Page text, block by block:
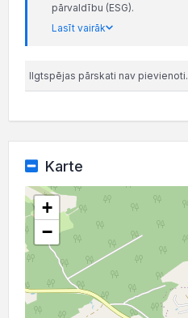
pārvaldību (ESG).
Lasīt vairāk
Ilgtspējas pārskati nav pievienoti.
Karte
+
−